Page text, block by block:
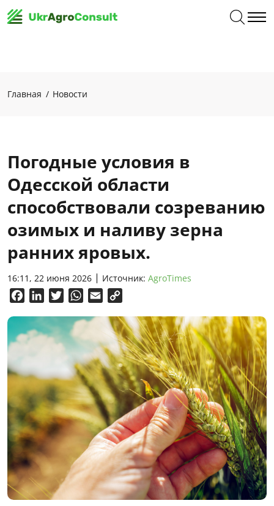
Главная Новости
Погодные условия в
Одесской области
способствовали созреванию
озимых и наливу зерна
ранних яровых.
16:11, 22 июня 2026 Источник: AgroTimes
FacebookLinkedInTwitterWhatsApp
Email